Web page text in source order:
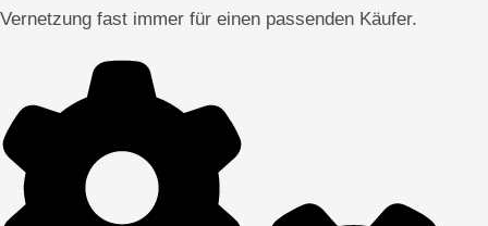
Vernetzung fast immer für einen passenden Käufer.